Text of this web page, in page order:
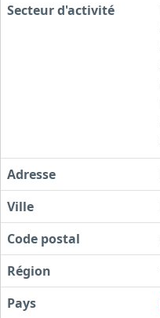
Secteur d'activité
Adresse
Ville
Code postal
Région
Pays